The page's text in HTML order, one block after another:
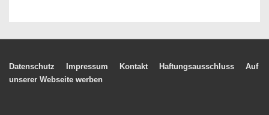
Footer-
Datenschutz Impressum Kontakt Haftungsausschluss
Auf
unserer Webseite werben